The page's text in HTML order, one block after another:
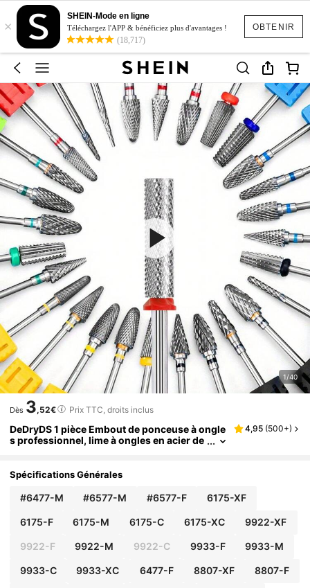
OBTENIR
×
SHEIN-Mode en ligne
Téléchargez l'APP & bénéficiez plus d'avantages !
(18,717)
1/40
Dès 3,52€ Prix TTC, droits inclus
DeDryDS 1 pièce Embout de ponceuse à ongle
s professionnel, lime à ongles en acier de
l de manucure
4,95 (500+)
Spécifications Générales
#6477-M #6577-M #6577-F 6175-XF
6175-F 6175-M 6175-C 6175-XC 9922-XF
9922-F 9922-M 9922-C 9933-F 9933-M
9933-C 9933-XC 6477-F 8807-XF 8807-F